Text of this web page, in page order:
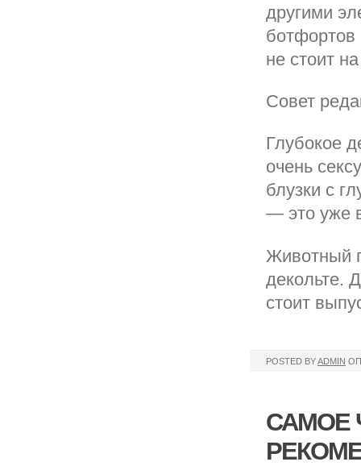
другими
не стоит
Совет
Глубокое
очень
блузки c
— это уже
Животный
декольте.
стоит
POSTED BYADMIN
САМОЕ